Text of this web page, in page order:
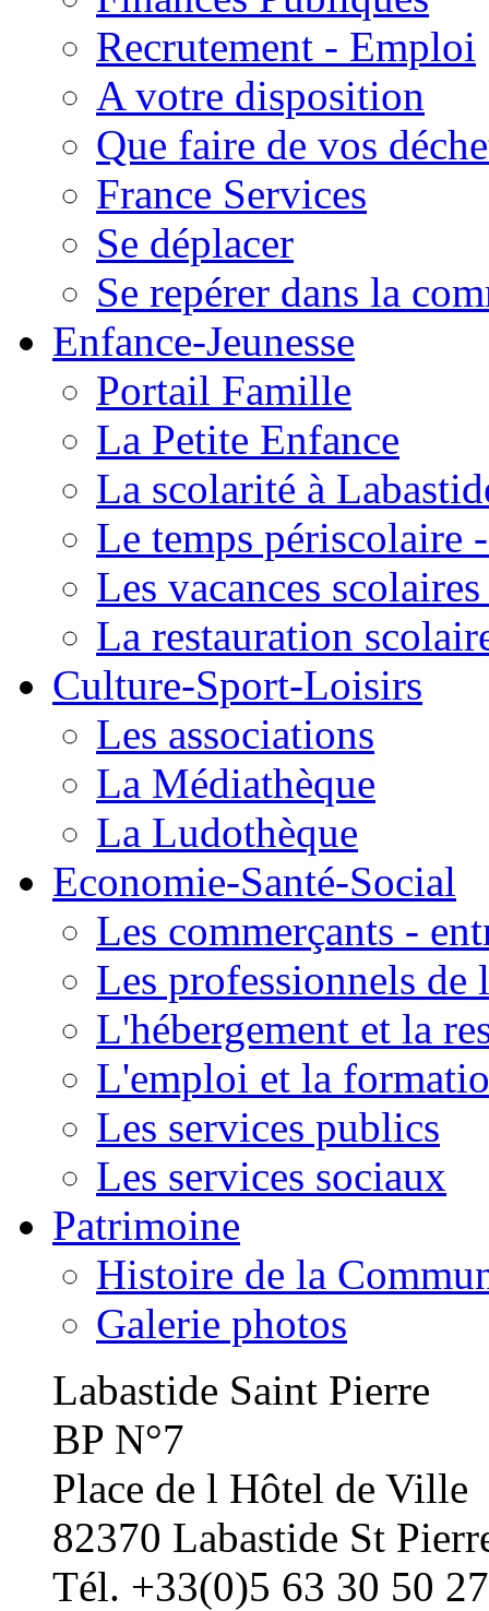
Recrutement - Emploi
A votre disposition
Que faire de vos
France Services
Se déplacer
Se repérer dans la
Enfance-Jeunesse
Portail Famille
La Petite Enfance
La scolarité à
Le temps périscolaire
Les vacances
La restauration
Culture-Sport-Loisirs
Les associations
La Médiathèque
La Ludothèque
Economie-Santé-Social
Les commerçants -
Les professionnels de
L'hébergement et la
L'emploi et la
Les services publics
Les services sociaux
Patrimoine
Histoire de la
Galerie photos
Labastide Saint Pierre
BP N°7
Place de l Hôtel de Ville
82370 Labastide St
Tél. +33(0)5 63 30 50 27